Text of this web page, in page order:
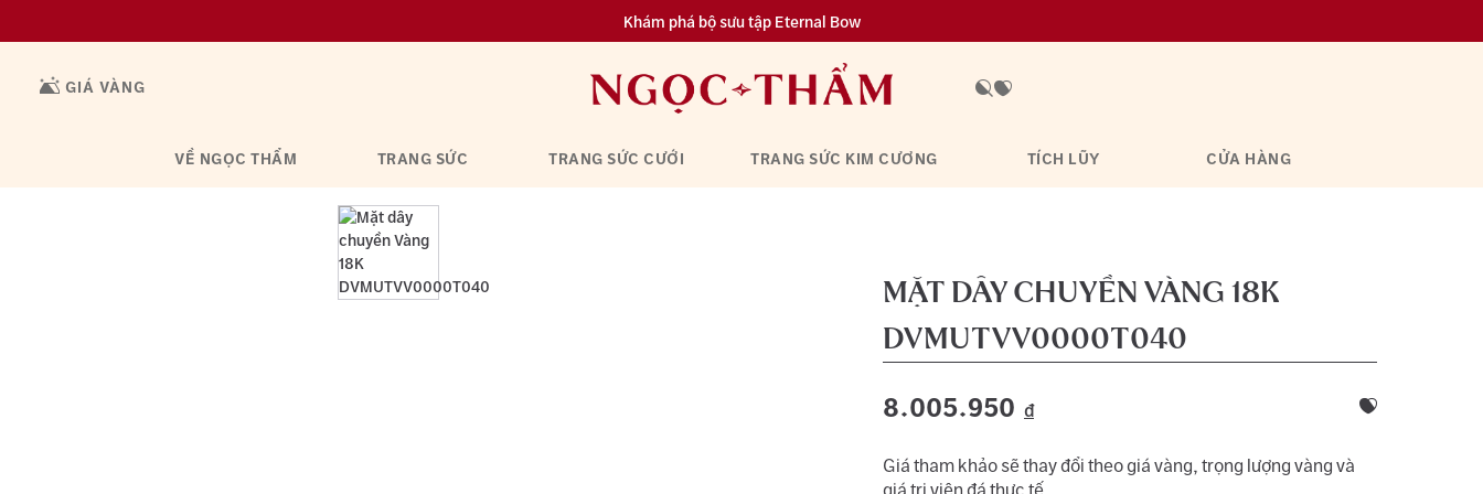
Khám phá bộ sưu tập Eternal Bow
Đa dạng lựa chọn tích luỹ từ 0.1 chỉ vàng 999.9
GIÁ VÀNG
VỀ NGỌC THẨM TRANG SỨC TRANG SỨC CƯỚI TRANG SỨC KIM CƯƠNG TÍCH LŨY CỬA HÀNG
MẶT DÂY CHUYỀN VÀNG 18K
DVMUTVV0000T040
8.005.950 đ
Giá tham khảo sẽ thay đổi theo giá vàng, trọng lượng vàng và